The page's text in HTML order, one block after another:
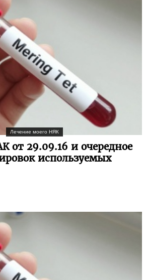
Лечение моего НЯК
от 29.09.16 и очередное
используемых